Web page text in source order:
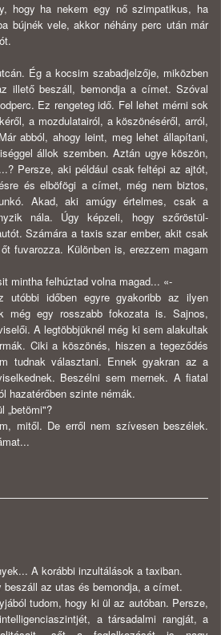
hogy ha nekem egy nő szimpatikus, ha
bújnék vele, akkor néhány perc után már
Ég a kocsim szabadjelzője, miközben
illető beszáll, bemondja a címet. Szóval
Ez rengeteg idő. Fel lehet mérni sok
a mozdulatairól, a köszönéséről, arról,
abból, ahogy leint, meg lehet állapítani,
állok szemben. Aztán ugye köszön,
Persze, aki például csak feltépi az ajtót,
és elböfögi a címet, még nem biztos,
Akad, aki amúgy értelmes, csak a
nála. Úgy képzeli, hogy szőröstül-
Számára a taxis szar ember, akit csak
fuvarozza. Különben is, erezzem magam
mintha felhúztad volna magad... «-
utóbbi időben egyre gyakoribb az ilyen
még egy rosszabb fokozata is. Sajnos,
A legtöbbjüknél még ki sem alakultak
Ciki a köszönés, hiszen a tegeződés
tudnak választani. Ennek gyakran az a
Beszélni sem mernek. A fiatal
hazatérőben szinte némák.
„betömi"?
mitől. De erről nem szívesen beszélek.
A korábbi inzultálások a taxiban.
az utas és bemondja, a címet.
tudom, hogy ki ül az autóban. Persze,
a társadalmi rangját, a